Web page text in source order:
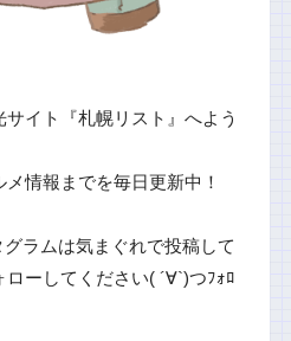
イト『札幌リスト』へよう
情報までを毎日更新中！
ラムは気まぐれで投稿して
ーしてください( ´∀`)つﾌｫﾛ